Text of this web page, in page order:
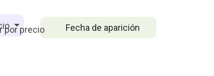
Fecha de aparición